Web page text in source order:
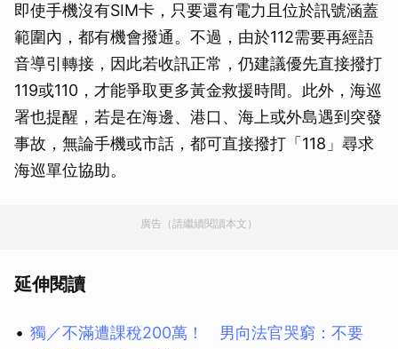
即使手機沒有SIM卡，只要還有電力且位於訊號涵蓋
範圍內，都有機會撥通。不過，由於112需要再經語
音導引轉接，因此若收訊正常，仍建議優先直接撥打
119或110，才能爭取更多黃金救援時間。此外，海巡
署也提醒，若是在海邊、港口、海上或外島遇到突發
事故，無論手機或市話，都可直接撥打「118」尋求
海巡單位協助。
廣告（請繼續閱讀本文）
延伸閱讀
獨／不滿遭課稅200萬！ 男向法官哭窮：不要